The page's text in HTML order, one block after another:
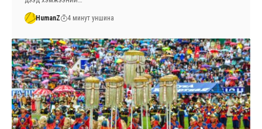
HumanZ 4 минут уншина